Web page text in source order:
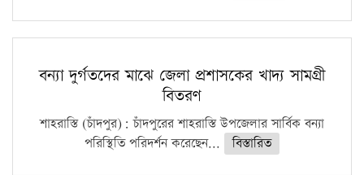
বন্যা দুর্গতদের মাঝে জেলা প্রশাসকের খাদ্য সামগ্রী
বিতরণ
শাহরাস্তি (চাঁদপুর): চাঁদপুরের শাহরাস্তি উপজেলার সার্বিক বন্যা
পরিস্থিতি পরিদর্শন করেছেন...
বিস্তারিত